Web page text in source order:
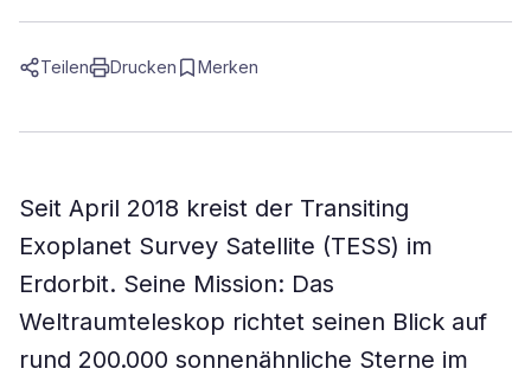
Teilen Drucken Merken
Seit April 2018 kreist der Transiting
Exoplanet Survey Satellite (TESS) im
Erdorbit. Seine Mission: Das
Weltraumteleskop richtet seinen Blick auf
rund 200.000 sonnenähnliche Sterne im